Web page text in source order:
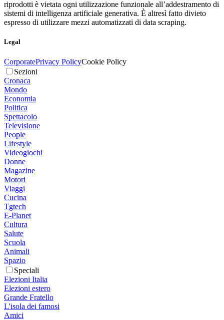
riprodotti è vietata ogni utilizzazione funzionale all’addestramento di
sistemi di intelligenza artificiale generativa. È altresì fatto divieto
espresso di utilizzare mezzi automatizzati di data scraping.
Legal
CorporatePrivacy PolicyCookie Policy
Sezioni
Cronaca
Mondo
Economia
Politica
Spettacolo
Televisione
People
Lifestyle
Videogiochi
Donne
Magazine
Motori
Viaggi
Cucina
Tgtech
E-Planet
Cultura
Salute
Scuola
Animali
Spazio
Speciali
Elezioni Italia
Elezioni estero
Grande Fratello
L'isola dei famosi
Amici